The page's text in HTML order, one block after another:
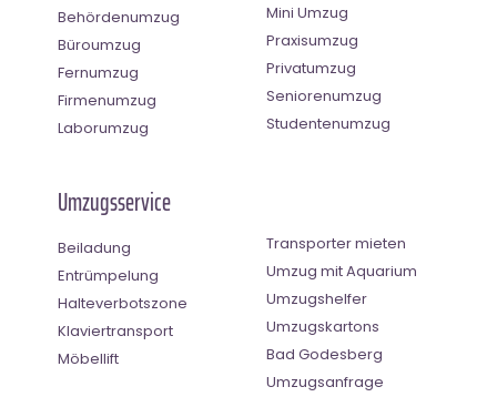
Behördenumzug
Büroumzug
Fernumzug
Firmenumzug
Laborumzug
Mini Umzug
Praxisumzug
Privatumzug
Seniorenumzug
Studentenumzug
Umzugsservice
Beiladung
Entrümpelung
Halteverbotszone
Klaviertransport
Möbellift
Transporter mieten
Umzug mit Aquarium
Umzugshelfer
Umzugskartons
Bad Godesberg
Umzugsanfrage